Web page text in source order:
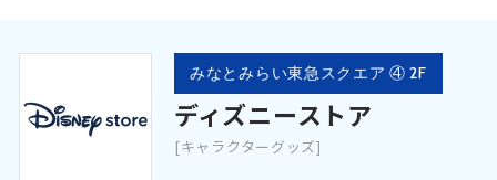
みなとみらい東急スクエア ④ 2F
ディズニーストア
[キャラクターグッズ]